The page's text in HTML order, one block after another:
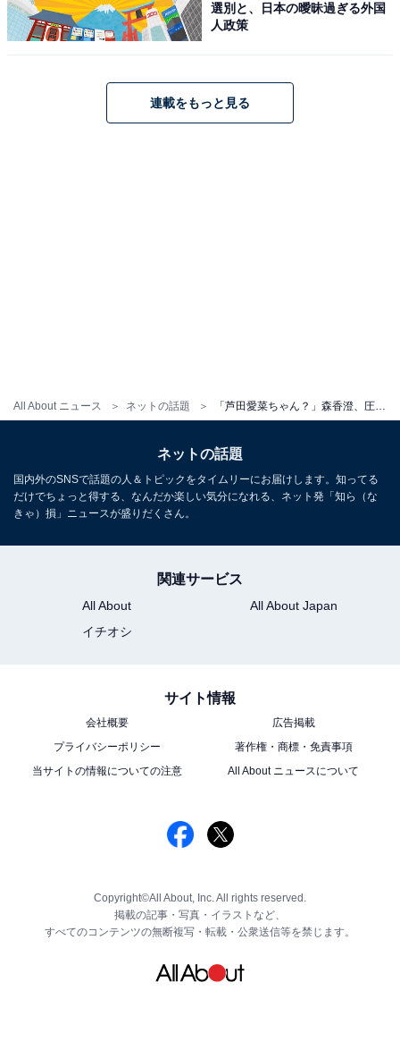
All About ニュース ネットの話題
選別と、日本の曖昧過ぎる外国
人政策
連載をもっと見る
ネットの話題
国内外のSNSで話題の人＆トピックをタイムリーにお届けします。知ってる
だけでちょっと得する、なんだか楽しい気分になれる、ネット発「知ら（な
きゃ）損」ニュースが盛りだくさん。
関連サービス
All About
All About Japan
イチオシ
サイト情報
会社概要
広告掲載
プライバシーポリシー
著作権・商標・免責事項
当サイトの情報についての注意
All About ニュースについて
Copyright©All About, Inc. All rights reserved.
掲載の記事・写真・イラストなど、
すべてのコンテンツの無断複写・転載・公衆送信等を禁じます。